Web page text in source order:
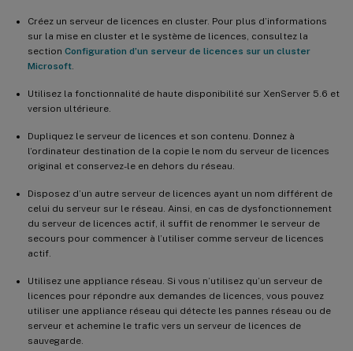
Créez un serveur de licences en cluster. Pour plus d’informations
sur la mise en cluster et le système de licences, consultez la
section Configuration d’un serveur de licences sur un cluster
Microsoft
Utilisez la fonctionnalité de haute disponibilité sur XenServer 5.6 et
version ultérieure.
Dupliquez le serveur de licences et son contenu. Donnez à
l’ordinateur destination de la copie le nom du serveur de licences
original et conservez-le en dehors du réseau.
Disposez d’un autre serveur de licences ayant un nom différent de
celui du serveur sur le réseau. Ainsi, en cas de dysfonctionnement
du serveur de licences actif, il suffit de renommer le serveur de
secours pour commencer à l’utiliser comme serveur de licences
actif.
Utilisez une appliance réseau. Si vous n’utilisez qu’un serveur de
licences pour répondre aux demandes de licences, vous pouvez
utiliser une appliance réseau qui détecte les pannes réseau ou de
serveur et achemine le trafic vers un serveur de licences de
sauvegarde.